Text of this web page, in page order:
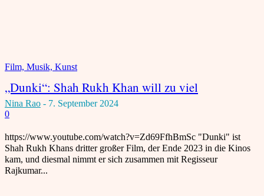
Film, Musik, Kunst
„Dunki“: Shah Rukh Khan will zu viel
Nina Rao - 7. September 2024
0
https://www.youtube.com/watch?v=Zd69FfhBmSc "Dunki" ist
Shah Rukh Khans dritter großer Film, der Ende 2023 in die Kinos
kam, und diesmal nimmt er sich zusammen mit Regisseur
Rajkumar...